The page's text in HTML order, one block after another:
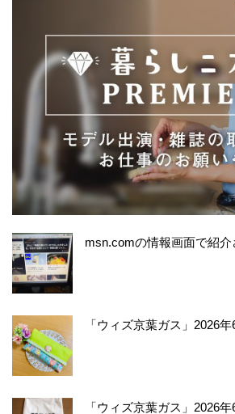
msn.comの情報画面で紹介
「ウィズ京葉ガス」2026
「ウィズ京葉ガス」2026